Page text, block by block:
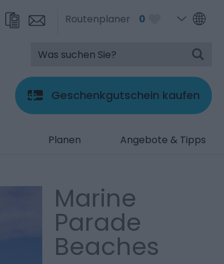
Routenplaner 0
Geschenkgutschein kaufen
Planen Angebote & Tipps
Marine
Parade
Beaches